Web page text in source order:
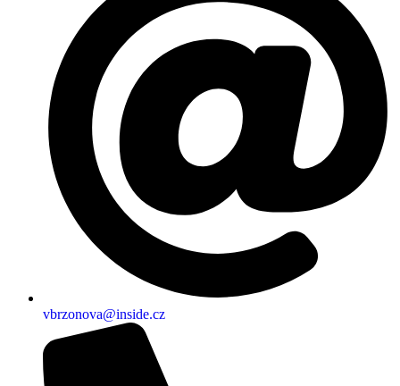
vbrzonova@inside.cz